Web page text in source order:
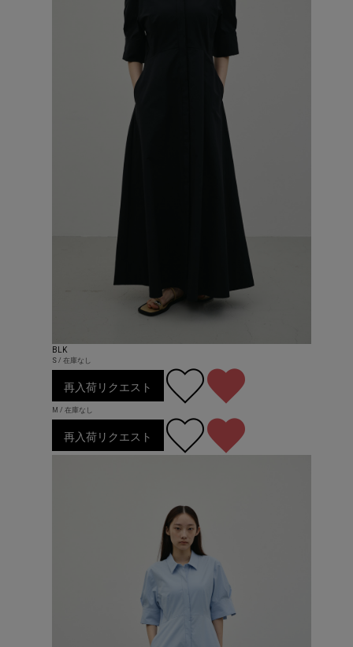
BLK
S / 在庫なし
再入荷リクエスト
M / 在庫なし
再入荷リクエスト